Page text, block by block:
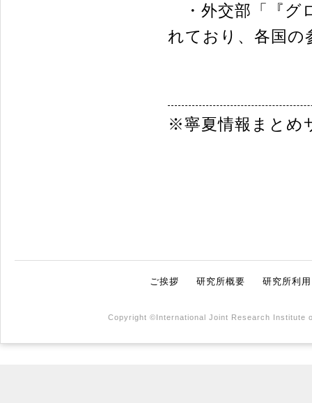
・外交部「『グ
れており、各国の
※寧夏情報まと
ご挨拶 研究所概要 研究所利
Copyright ©International Joint Research Institute